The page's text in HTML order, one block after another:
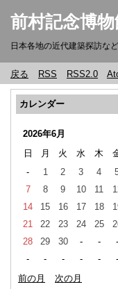
前村記念博
日本各地の近代建築探訪など
戻る RSS RSS2.0
カレンダー
2026年6月
日
月 火 水 木
-
1 2 3 4
7
8 9 10 11
14
15 16 17 18
21
22 23 24 25
28
29 30 - - -
-
- - - - -
前の月
次の月